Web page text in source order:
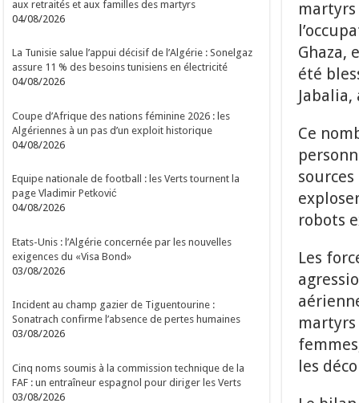
Ghaza,
été
Ce
robots
Les
les
aux retraités et aux familles des martyrs
04/08/2026
La Tunisie salue l’appui décisif de l’Algérie : Sonelgaz
assure 11 % des besoins tunisiens en électricité
04/08/2026
Coupe d’Afrique des nations féminine 2026 : les
Algériennes à un pas d’un exploit historique
04/08/2026
Equipe nationale de football : les Verts tournent la
page Vladimir Petković
04/08/2026
Etats-Unis : l’Algérie concernée par les nouvelles
exigences du «Visa Bond»
03/08/2026
Incident au champ gazier de Tiguentourine :
Sonatrach confirme l’absence de pertes humaines
03/08/2026
Cinq noms soumis à la commission technique de la
FAF : un entraîneur espagnol pour diriger les Verts
03/08/2026